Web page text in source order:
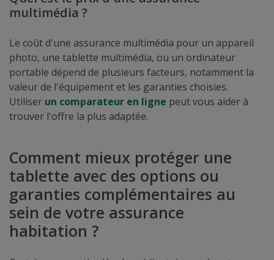
multimédia ?
Le coût d'une assurance multimédia pour un appareil
photo, une tablette multimédia, ou un ordinateur
portable dépend de plusieurs facteurs, notamment la
valeur de l'équipement et les garanties choisies.
Utiliser un comparateur en ligne peut vous aider à
trouver l'offre la plus adaptée.
Comment mieux protéger une
tablette avec des options ou
garanties complémentaires au
sein de votre assurance
habitation ?